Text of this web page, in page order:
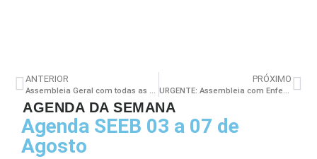
ANTERIOR
Assembleia Geral com todas as enfermeiras de Juazeiro acontecerá no próximo dia 23
PRÓXIMO
URGENTE: Assembleia com Enfermeiros da FesfSus – 23/05
AGENDA DA SEMANA
Agenda SEEB 03 a 07 de
Agosto